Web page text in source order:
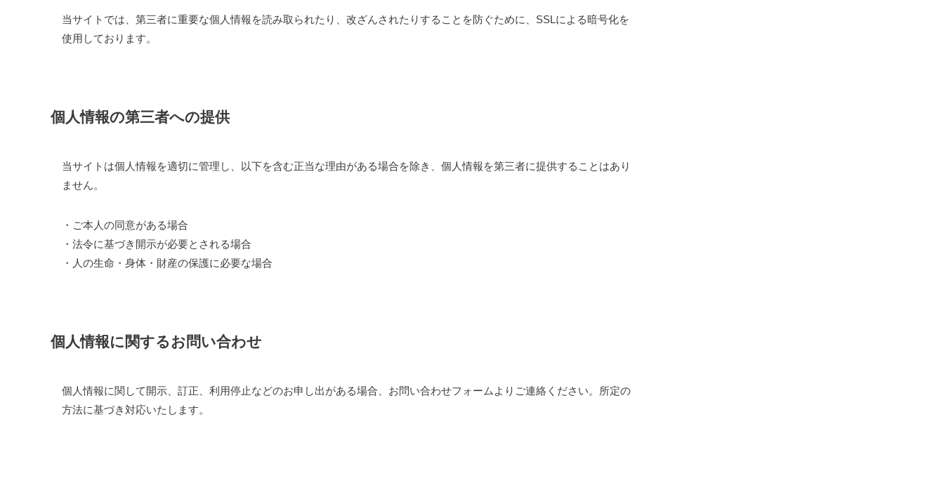
当サイトでは、第三者に重要な個人情報を読み取られたり、改ざんされたりすることを防ぐために、SSLによる暗号化を
使用しております。
個人情報の第三者への提供
当サイトは個人情報を適切に管理し、以下を含む正当な理由がある場合を除き、個人情報を第三者に提供することはあり
ません。
・ご本人の同意がある場合
・法令に基づき開示が必要とされる場合
・人の生命・身体・財産の保護に必要な場合
個人情報に関するお問い合わせ
個人情報に関して開示、訂正、利用停止などのお申し出がある場合、お問い合わせフォームよりご連絡ください。所定の
方法に基づき対応いたします。